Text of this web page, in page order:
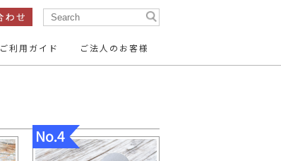
服飾パーツ
15mm
～16mm
ご利用ガイド ご法人のお客様